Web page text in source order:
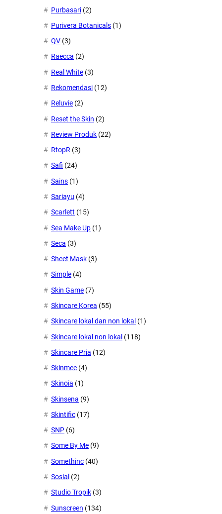
Purbasari (2)
Purivera Botanicals (1)
QV (3)
Raecca (2)
Real White (3)
Rekomendasi (12)
Reluvie (2)
Reset the Skin (2)
Review Produk (22)
RtopR (3)
Safi (24)
Sains (1)
Sariayu (4)
Scarlett (15)
Sea Make Up (1)
Seca (3)
Sheet Mask (3)
Simple (4)
Skin Game (7)
Skincare Korea (55)
Skincare lokal dan non lokal (1)
Skincare lokal non lokal (118)
Skincare Pria (12)
Skinmee (4)
Skinoia (1)
Skinsena (9)
Skintific (17)
SNP (6)
Some By Me (9)
Somethinc (40)
Sosial (2)
Studio Tropik (3)
Sunscreen (134)